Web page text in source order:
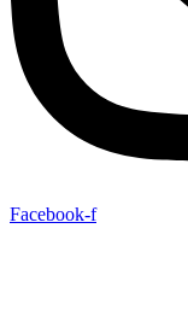
Facebook-f